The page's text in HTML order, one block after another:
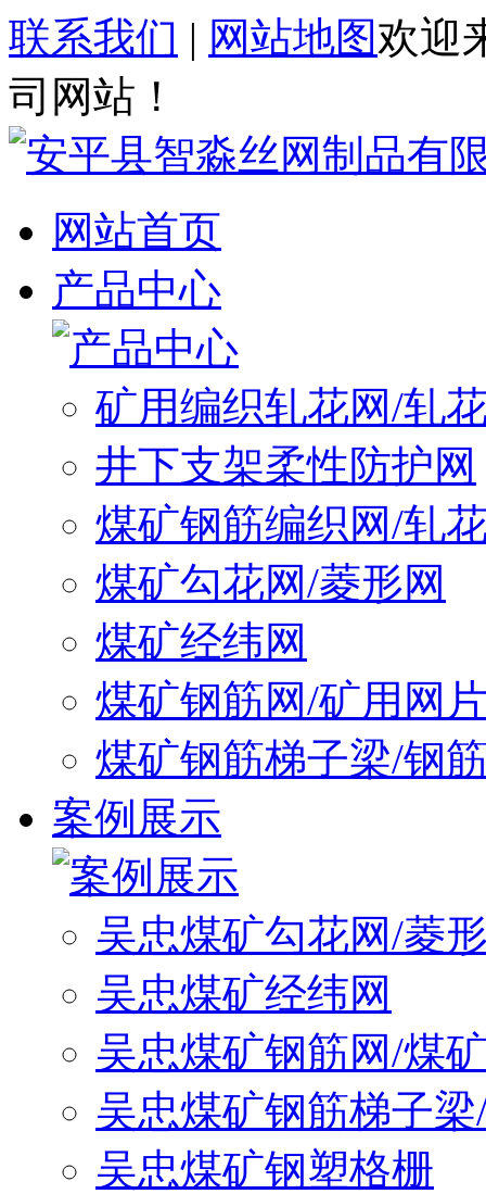
联系我们 | 网站地图欢迎
司网站！
网站首页
产品中心
矿用编织轧花网/轧
井下支架柔性防护网
煤矿钢筋编织网/轧
煤矿勾花网/菱形网
煤矿经纬网
煤矿钢筋网/矿用网
煤矿钢筋梯子梁/钢
案例展示
吴忠煤矿勾花网/菱
吴忠煤矿经纬网
吴忠煤矿钢筋网/煤
吴忠煤矿钢筋梯子
吴忠煤矿钢塑格栅